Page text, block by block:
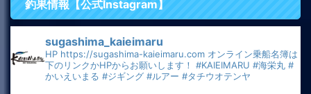
釣果情報【公式Instagram】
sugashima_kaieimaru
HP https://sugashima-kaieimaru.com オンライン乗船名簿は
下のリンクかHPからお願いします！ #KAIEIMARU #海栄丸 #
かいえいまる #ジギング #ルアー #タチウオテンヤ